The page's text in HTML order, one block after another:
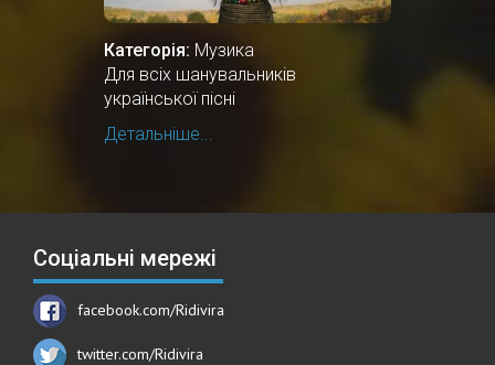
Категорія: Музика
Для всіх шанувальників
української пісні
Детальніше...
Соціальні мережі
facebook.com/Ridivira
twitter.com/Ridivira